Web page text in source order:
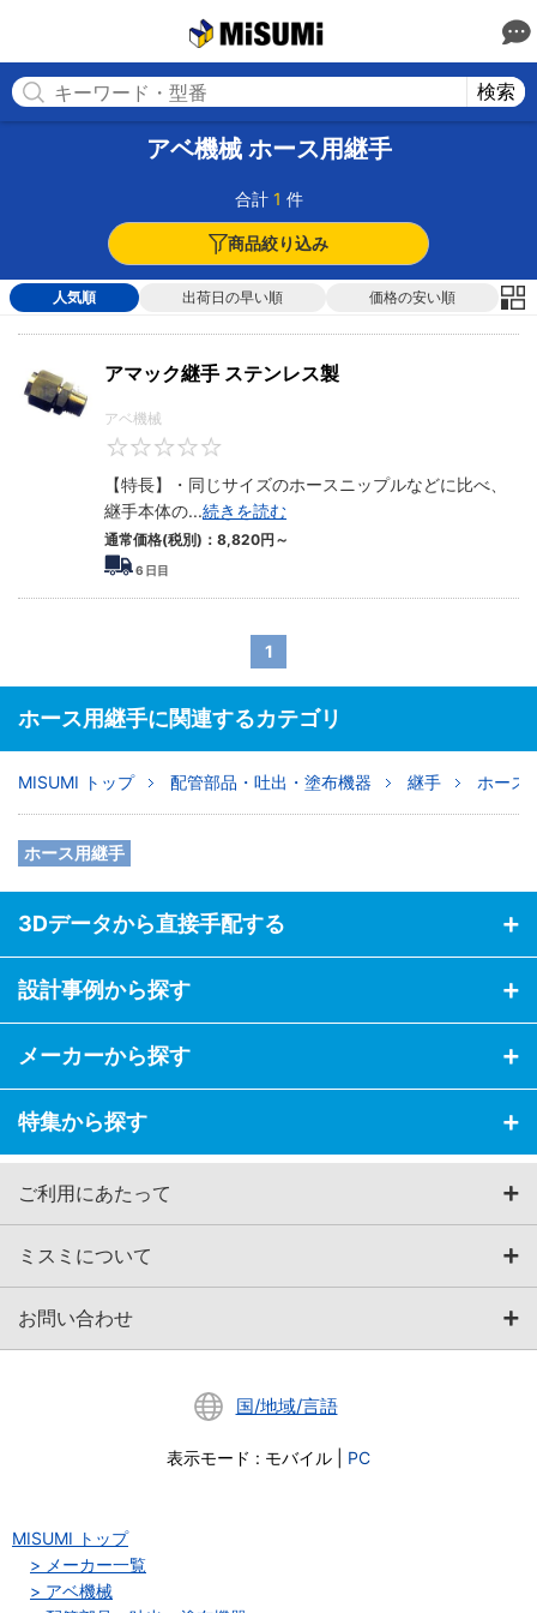
検索
アベ機械 ホース用継手
合計 1 件
商品絞り込み
人気順 出荷日の早い順 価格の安い順
アマック継手 ステンレス製
アベ機械
【特長】・同じサイズのホースニップルなどに比べ、
継手本体の...続きを読む
通常価格(税別)： 8,820円 ～
6 日目
1
ホース用継手に関連するカテゴリ
MISUMI トップ 配管部品・吐出・塗布機器 継手 ホース
ホース用継手
3Dデータから直接手配する
設計事例から探す
メーカーから探す
特集から探す
ご利用にあたって
ミスミについて
お問い合わせ
国/地域/言語
表示モード : モバイル PC
MISUMI トップ
メーカー一覧
アベ機械